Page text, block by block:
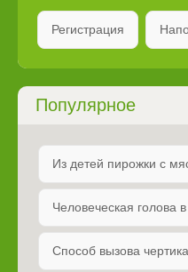
Регистрация
Популярное
Из детей пирожки с
Человеческая голова в
Способ вызова чертика